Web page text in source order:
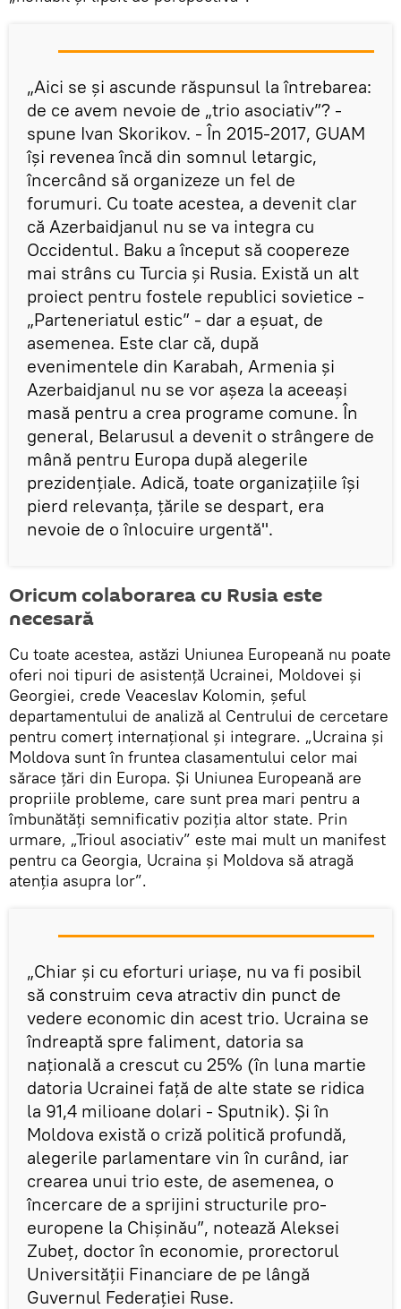
„Aici se și ascunde răspunsul la întrebarea:
de ce avem nevoie de „trio asociativ”? -
spune Ivan Skorikov. - În 2015-2017, GUAM
își revenea încă din somnul letargic,
încercând să organizeze un fel de
forumuri. Cu toate acestea, a devenit clar
că Azerbaidjanul nu se va integra cu
Occidentul. Baku a început să coopereze
mai strâns cu Turcia și Rusia. Există un alt
proiect pentru fostele republici sovietice -
„Parteneriatul estic” - dar a eșuat, de
asemenea. Este clar că, după
evenimentele din Karabah, Armenia și
Azerbaidjanul nu se vor așeza la aceeași
masă pentru a crea programe comune. În
general, Belarusul a devenit o strângere de
mână pentru Europa după alegerile
prezidențiale. Adică, toate organizațiile își
pierd relevanța, țările se despart, era
nevoie de o înlocuire urgentă".
Oricum colaborarea cu Rusia este
necesară
Cu toate acestea, astăzi Uniunea Europeană nu poate
oferi noi tipuri de asistență Ucrainei, Moldovei și
Georgiei, crede Veaceslav Kolomin, șeful
departamentului de analiză al Centrului de cercetare
pentru comerț internațional și integrare. „Ucraina și
Moldova sunt în fruntea clasamentului celor mai
sărace țări din Europa. Și Uniunea Europeană are
propriile probleme, care sunt prea mari pentru a
îmbunătăți semnificativ poziția altor state. Prin
urmare, „Trioul asociativ” este mai mult un manifest
pentru ca Georgia, Ucraina și Moldova să atragă
atenția asupra lor”.
„Chiar și cu eforturi uriașe, nu va fi posibil
să construim ceva atractiv din punct de
vedere economic din acest trio. Ucraina se
îndreaptă spre faliment, datoria sa
națională a crescut cu 25% (în luna martie
datoria Ucrainei față de alte state se ridica
la 91,4 milioane dolari - Sputnik). Și în
Moldova există o criză politică profundă,
alegerile parlamentare vin în curând, iar
crearea unui trio este, de asemenea, o
încercare de a sprijini structurile pro-
europene la Chișinău”, notează Aleksei
Zubeț, doctor în economie, prorectorul
Universității Financiare de pe lângă
Guvernul Federației Ruse.